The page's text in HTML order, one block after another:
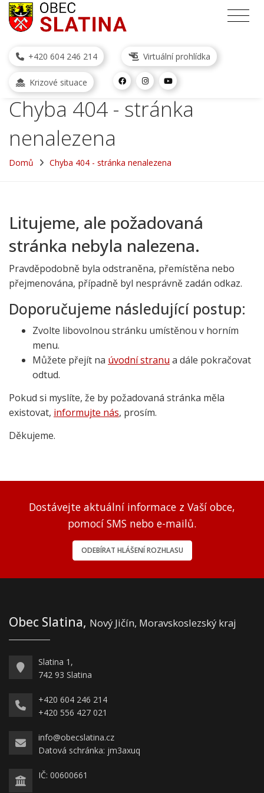
+420 604 246 214 Virtuální prohlídka
Krizové situace
Chyba 404 - stránka
nenalezena
Domů Chyba 404 - stránka nenalezena
Litujeme, ale požadovaná
stránka nebyla nalezena.
Pravděpodobně byla odstraněna, přemístěna nebo
přejmenována, případně byl nesprávně zadán odkaz.
Doporučujeme následující postup:
Zvolte libovolnou stránku umístěnou v horním
menu.
Můžete přejít na úvodní stranu a dále pokračovat
odtud.
Pokud si myslíte, že by požadovaná stránka měla
existovat, informujte nás, prosím.
Děkujeme.
Dostávejte aktuální informace z Vaší obce,
pomocí SMS nebo e-mailů.
ODEBÍRAT HLÁŠENÍ ROZHLASU
Obec Slatina, Nový Jičín, Moravskoslezský kraj
Slatina 1,
742 93 Slatina
+420 604 246 214
+420 556 427 021
info@obecslatina.cz
Datová schránka: jm3axuq
IČ: 00600661